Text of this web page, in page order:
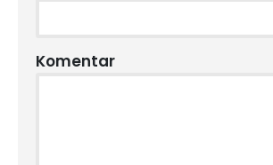
Komentar